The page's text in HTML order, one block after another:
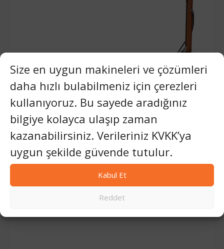
Size en uygun makineleri ve çözümleri
daha hızlı bulabilmeniz için çerezleri
kullanıyoruz. Bu sayede aradığınız
bilgiye kolayca ulaşıp zaman
kazanabilirsiniz. Verileriniz KVKK’ya
uygun şekilde güvende tutulur.
Kabul Et
Reddet
TIGER HYDRODRILL
Hidrolik Delici Makina Sondaj